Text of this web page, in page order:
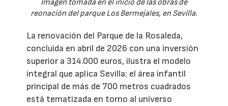
Imagen tomada en el inicio de las obras de
reonación del parque Los Bermejales, en Sevilla.
La renovación del Parque de la Rosaleda,
concluida en abril de 2026 con una inversión
superior a 314.000 euros, ilustra el modelo
integral que aplica Sevilla: el área infantil
principal de más de 700 metros cuadrados
está tematizada en torno al universo